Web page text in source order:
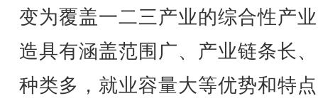
变为覆盖一二三产业的综合性产
造具有涵盖范围广、产业链条长
种类多，就业容量大等优势和特